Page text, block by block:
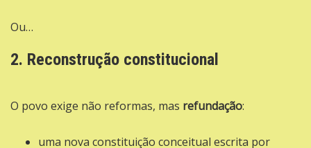
Ou…
2. Reconstrução constitucional
O povo exige não reformas, mas refundação:
uma nova constituição conceitual escrita por